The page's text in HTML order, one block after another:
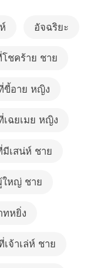
อัจฉริยะ
ชคร้าย ชาย
ขี้อาย หญิง
ฉยเมย หญิง
เสน่ห์ ชาย
หญ่ ชาย
หยิ่ง
จ้าเล่ห์ ชาย